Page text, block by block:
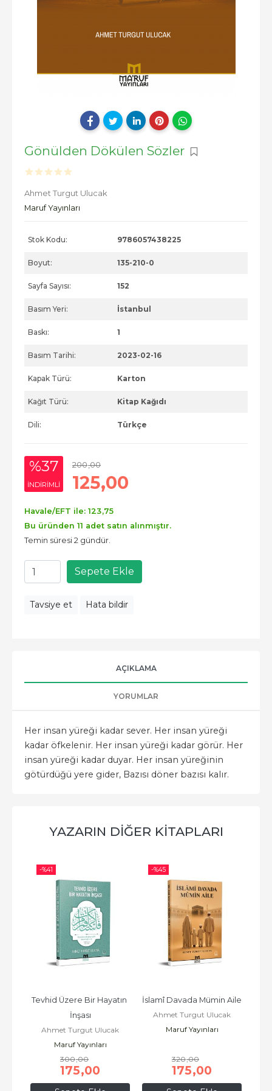
Gönülden Dökülen Sözler
Ahmet Turgut Ulucak
Maruf Yayınları
Stok Kodu: 9786057438225
Boyut: 135-210-0
Sayfa Sayısı: 152
Basım Yeri: İstanbul
Baskı: 1
Basım Tarihi: 2023-02-16
Kapak Türü: Karton
Kağıt Türü: Kitap Kağıdı
Dili: Türkçe
%37
INDIRIMLI
200,00
125,00
Havale/EFT ile: 123,75
Bu üründen 11 adet satın alınmıştır.
Temin süresi 2 gündür.
Sepete Ekle
Tavsiye et Hata bildir
AÇIKLAMA
YORUMLAR
Her insan yüreği kadar sever. Her insan yüreği
kadar öfkelenir. Her insan yüreği kadar görür. Her
insan yüreği kadar duyar. Her insan yüreğinin
götürdüğü yere gider, Bazısı döner bazısı kalır.
YAZARIN DIĞER KITAPLARI
-%41
Tevhid Üzere Bir Hayatın
İnşası
Ahmet Turgut Ulucak
Maruf Yayınları
300,00
175,00
-%45
İslamî Davada Mümin Aile
Ahmet Turgut Ulucak
Maruf Yayınları
320,00
175,00